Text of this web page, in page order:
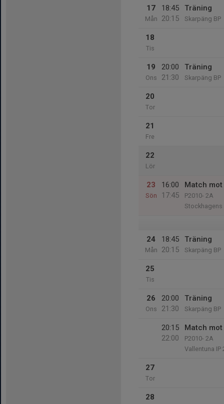
17
Mån
18:45
20:15
Träning
Skarpäng BP
18
Tis
19
Ons
20:00
21:30
Träning
Skarpäng BP
20
Tor
21
Fre
22
Lör
23
Sön
16:00
17:45
Match
P2010- 2A
Stockhagens
24
Mån
18:45
20:15
Träning
Skarpäng BP
25
Tis
26
Ons
20:00
21:30
Träning
Skarpäng BP
20:15
22:00
Match
P2010- 2A
Vallentuna IP
27
Tor
28